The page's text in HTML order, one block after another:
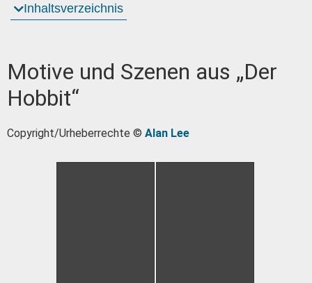
Inhaltsverzeichnis
Motive und Szenen aus „Der
Hobbit“
Copyright/Urheberrechte © Alan Lee